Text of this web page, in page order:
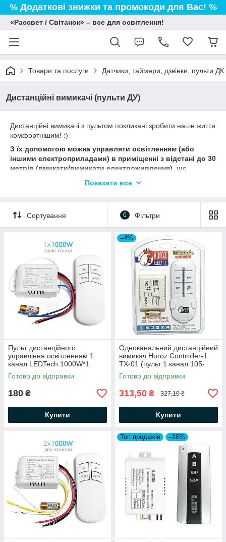
% Додаткові знижки та промокоди для Вас! %
«Рассвет / Світанок» – все для освітлення!
Товари та послуги Датчики, таймери, дзвінки, пульти ДК
Дистанційні вимикачі (пульти ДУ)
Дистанційні вимикачі з пультом покликані зробити наше життя
комфортнішим! :)
З їх допомогою можна управляти освітленням (або
іншими електроприладами) в приміщенні з відстані до 30
метрів (вмикати/вимикати електроживлення) , що
практично в кожному будинку знаходиться безліч всіляких
Є варіанти пультів на 2, 3 і 4 каналу (лінії), тобто ви
можете з одного пульта вмикати-вимикати 2, 3 або 4
підключених лінії.
Показати все
Сортування 0 Фільтри
Пульт дистанційного
управління освітленням 1
канал LEDTech 1000W*1
Power 220В для люстр
Готово до відправки
180 ₴
Купити
–4%
Одноканальний дистанційний
вимикач Horoz Controller-1
TX-01 (пульт 1 канал 105-
001-0001) білий
Готово до відправки
313,50 ₴ 327,10 ₴
Купити
Топ продажів –16%